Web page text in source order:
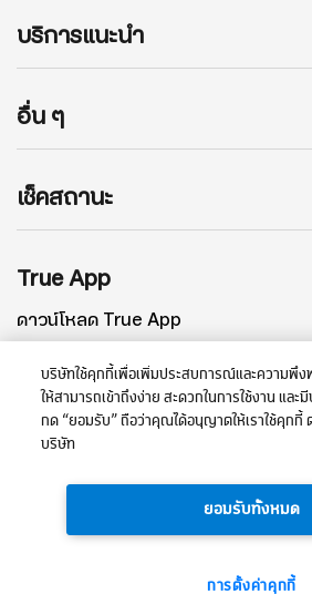
บริการแนะนำ
อื่น ๆ
เช็คสถานะ
True App
ดาวน์โหลด True App
บริษัทใช้คุกกี้เพื่อเพิ่มประสบการณ์และความพึงพ
ให้สามารถเข้าถึงง่าย สะดวกในการใช้งาน แล
กด “ยอมรับ” ถือว่าคุณได้อนุญาตให้เราใช้คุกกี้
บริษัท
ยอมรับทั้งหมด
การตั้งค่าคุกกี้